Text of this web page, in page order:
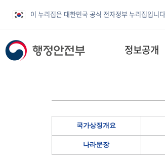
이 누리집은 대한민국 공식 전자정부 누리집입니
정보공개
국가상징개요
나라문장